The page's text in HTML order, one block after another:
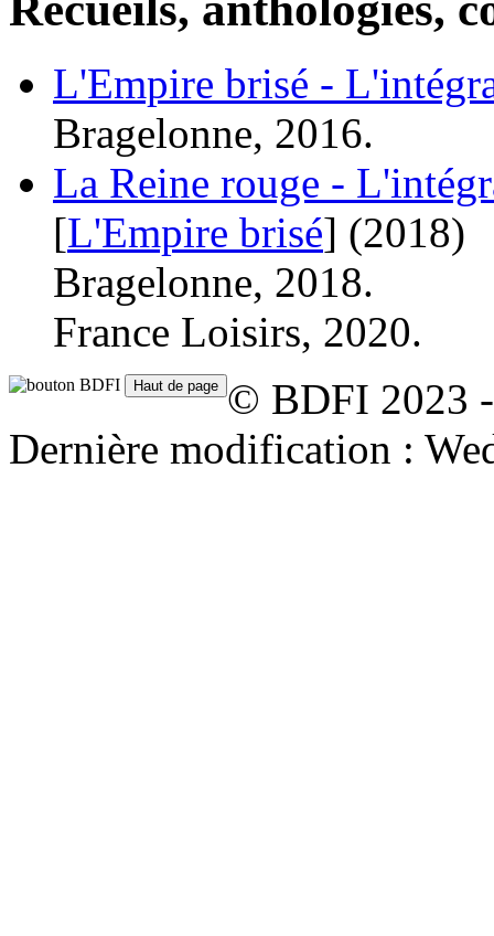
L'Empire brisé -
Bragelonne, 2016.
La Reine rouge -
[L'Empire brisé] (2018)
Bragelonne, 2018.
France Loisirs, 2020.
© BDFI 2023
Dernière modification :